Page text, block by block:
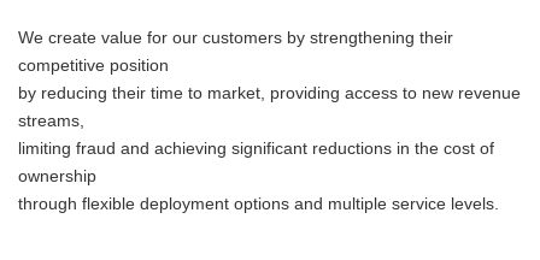
We create value for our customers by strengthening their
competitive position
by reducing their time to market, providing access to new revenue
streams,
limiting fraud and achieving significant reductions in the cost of
ownership
through flexible deployment options and multiple service levels.